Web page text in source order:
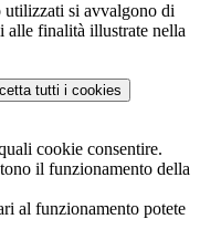
utilizzati si avvalgono di
alle finalità illustrate nella
tutti i cookies
cookie consentire.
il funzionamento della
al funzionamento potete